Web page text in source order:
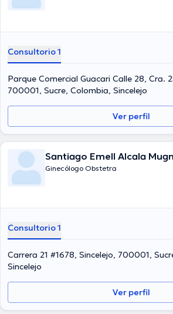
Consultorio 1
Parque Comercial Guacari Calle 28, Cra.
700001, Sucre, Colombia, Sincelejo
Ver perfil
Santiago Emell Alcala
Ginecólogo Obstetra
Consultorio 1
Carrera 21 #1678, Sincelejo, 700001,
Sincelejo
Ver perfil